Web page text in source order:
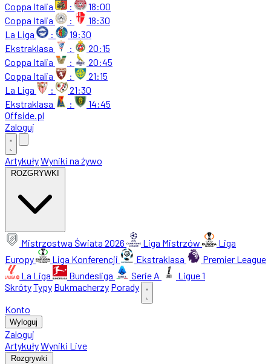
Coppa Italia
:
18:00
Coppa Italia
:
18:30
La Liga
:
19:30
Ekstraklasa
:
20:15
Coppa Italia
:
20:45
Coppa Italia
:
21:15
La Liga
:
21:30
Ekstraklasa
:
14:45
Offside.pl
Zaloguj
ArtykułyWyniki na żywo
ROZGRYWKI
Mistrzostwa Świata 2026 Liga Mistrzów
Liga
Europy
Liga Konferencji Ekstraklasa
Premier League
La Liga
Bundesliga Serie A
Ligue 1
SkrótyTypy Bukmacherzy Porady
Konto
Wyloguj
Zaloguj
ArtykułyWyniki Live
Rozgrywki